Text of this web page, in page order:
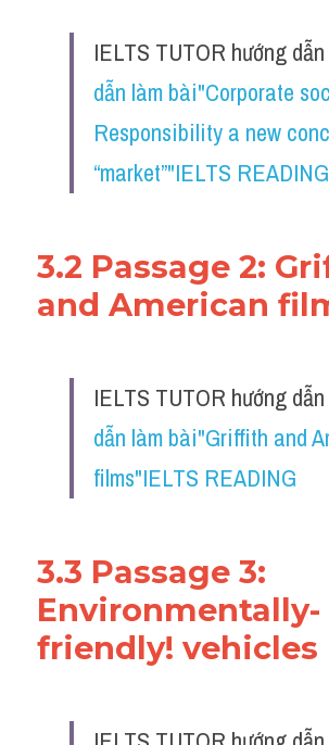
IELTS TUTOR hướng dẫn
dẫn làm bài"Corporate
Responsibility a new
“market”"IELTS READING
3.2 Passage 2:
and American
IELTS TUTOR hướng dẫn
dẫn làm bài"Griffith and
films"IELTS READING
3.3 Passage 3:
Environmentally-
friendly! vehicles